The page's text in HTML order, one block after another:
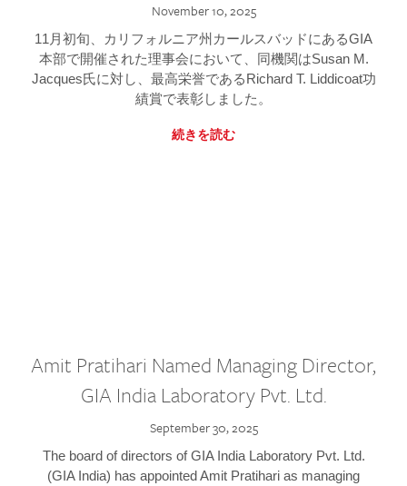
November 10, 2025
11月初旬、カリフォルニア州カールスバッドにあるGIA
本部で開催された理事会において、同機関はSusan M.
Jacques氏に対し、最高栄誉であるRichard T. Liddicoat功
績賞で表彰しました。
続きを読む
Amit Pratihari Named Managing Director,
GIA India Laboratory Pvt. Ltd.
September 30, 2025
The board of directors of GIA India Laboratory Pvt. Ltd.
(GIA India) has appointed Amit Pratihari as managing